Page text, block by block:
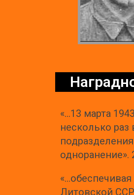
«…13 марта
несколько
одноранение».
Литовской ССР